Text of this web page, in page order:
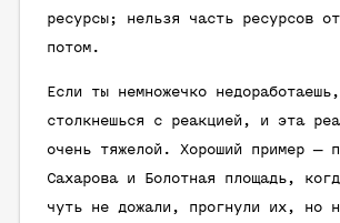
ресурсы; нельзя часть ресурсов
потом.
Если ты немножечко
столкнешься с реакцией, и эта
очень тяжелой. Хороший пример —
Сахарова и Болотная площадь,
чуть не дожали, прогнули их, но